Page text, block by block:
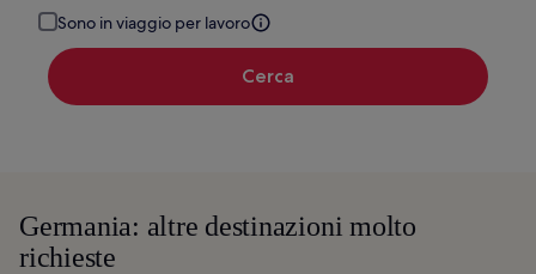
Sono in viaggio per lavoro
Cerca
Germania: altre destinazioni molto
richieste